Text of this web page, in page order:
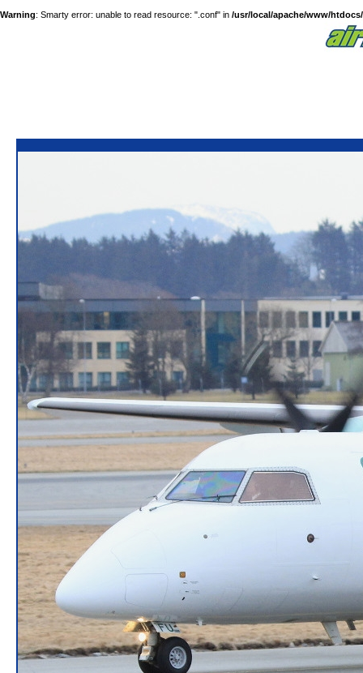
Warning: Smarty error: unable to read resource: ".conf" in /usr/local/apache/www/